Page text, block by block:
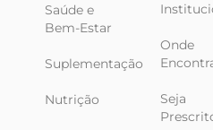
Saúde e
Bem-Estar
Suplementação
Nutrição
Onde
Seja